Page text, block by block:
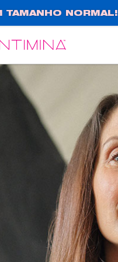
TAMANHO NORMAL!